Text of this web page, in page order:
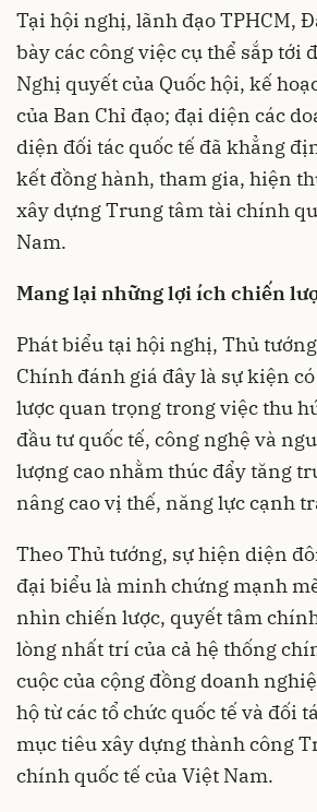
Tại hội nghị, lãnh đạo TPHCM,
bày các công việc cụ thể sắp tới
Nghị quyết của Quốc hội, kế
của Ban Chỉ đạo; đại diện các
diện đối tác quốc tế đã khẳng
kết đồng hành, tham gia, hiện
xây dựng Trung tâm tài chính
Nam.
Mang lại những lợi ích chiến
Phát biểu tại hội nghị, Thủ
Chính đánh giá đây là sự kiện
lược quan trọng trong việc thu
đầu tư quốc tế, công nghệ và
lượng cao nhằm thúc đẩy tăng
nâng cao vị thế, năng lực cạnh
Theo Thủ tướng, sự hiện diện
đại biểu là minh chứng mạnh
nhìn chiến lược, quyết tâm
lòng nhất trí của cả hệ thống
cuộc của cộng đồng doanh
hộ từ các tổ chức quốc tế và đối
mục tiêu xây dựng thành công
chính quốc tế của Việt Nam.